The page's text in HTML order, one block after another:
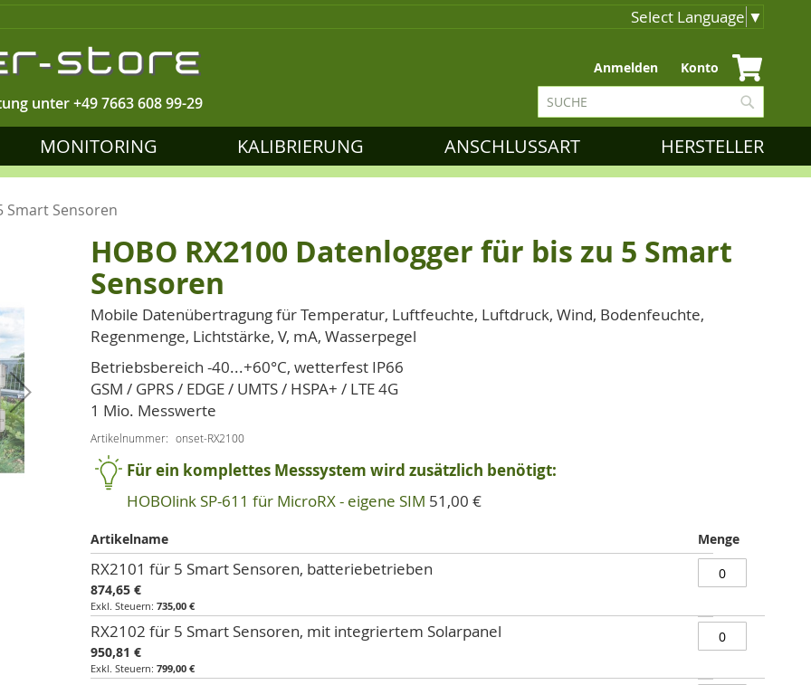
Select Language ▼
unter+49 7663 608 99-29
Zum
Inhalt
springen
Anmelden Konto
Suche
MONITORING KALIBRIERUNG ANSCHLUSSART HERSTELLER
Smart Sensoren
HOBO RX2100 Datenlogger für bis zu 5 Smart
Sensoren
Mobile Datenübertragung für Temperatur, Luftfeuchte, Luftdruck, Wind, Bodenfeuchte,
Regenmenge, Lichtstärke, V, mA, Wasserpegel
Betriebsbereich -40...+60°C, wetterfest IP66
GSM / GPRS / EDGE / UMTS / HSPA+ / LTE 4G
1 Mio. Messwerte
Artikelnummer onset-RX2100
Für ein komplettes Messsystem wird zusätzlich benötigt:
HOBOlink SP-611 für MicroRX - eigene SIM 51,00 €
Artikel
für
gruppiertes
Produkt
Artikelname Menge
RX2101 für 5 Smart Sensoren, batteriebetrieben
874,65 €
735,00 €
RX2102 für 5 Smart Sensoren, mit integriertem Solarpanel
950,81 €
799,00 €